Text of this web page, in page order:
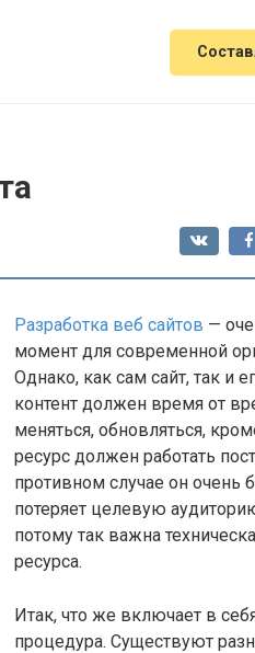
Разработка веб сайтов —
момент для современной
Однако, как сам сайт, так и
контент должен время от
меняться, обновляться,
ресурс должен работать
противном случае он очень
потеряет целевую
потому так важна
ресурса.
Итак, что же включает в
процедура. Существуют